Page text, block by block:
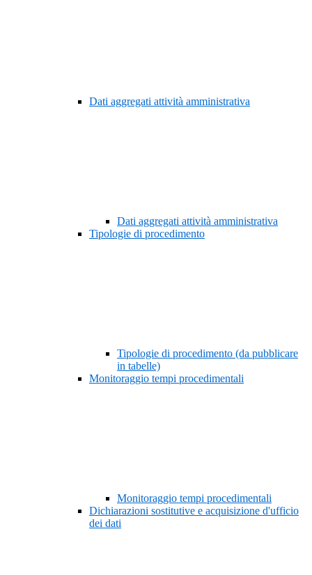
Dati aggregati attività amministrativa
Dati aggregati attività amministrativa
Tipologie di procedimento
Tipologie di procedimento (da pubblicare
in tabelle)
Monitoraggio tempi procedimentali
Monitoraggio tempi procedimentali
Dichiarazioni sostitutive e acquisizione d'ufficio
dei dati